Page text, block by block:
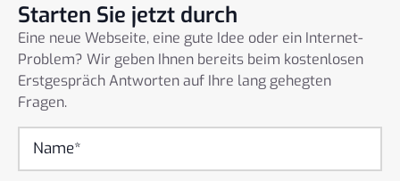
Starten Sie jetzt durch
Eine neue Webseite, eine gute Idee oder ein Internet-
Problem? Wir geben Ihnen bereits beim kostenlosen
Erstgespräch Antworten auf Ihre lang gehegten
Fragen.